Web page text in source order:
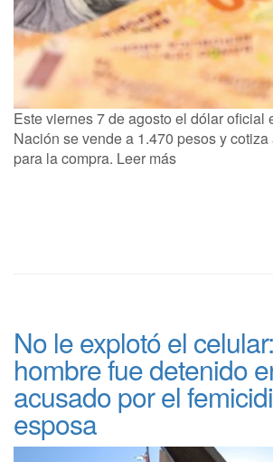
Este viernes 7 de agosto el dólar oficial
Nación se vende a 1.470 pesos y
para la compra. Leer más
No le explotó el
hombre fue detenido
acusado por el
esposa